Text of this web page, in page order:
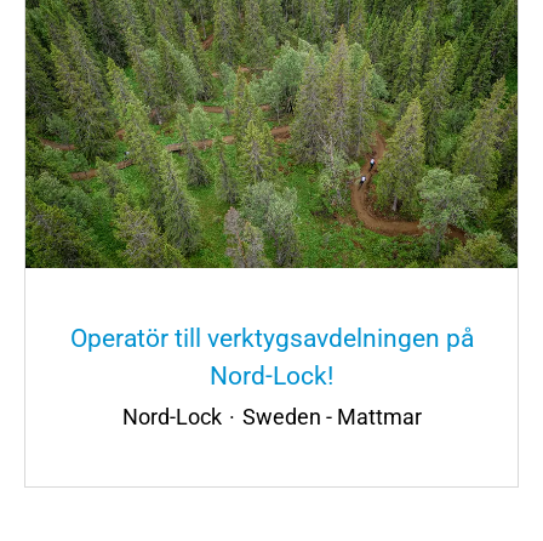
Operatör till verktygsavdelningen på
Nord-Lock!
Nord-Lock · Sweden - Mattmar